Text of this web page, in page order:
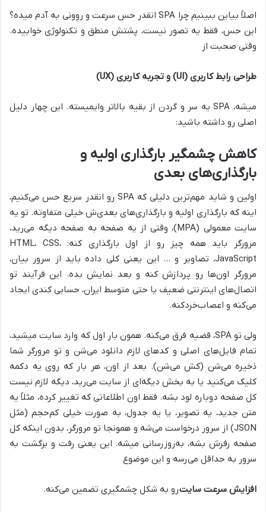
اصلاً بیاین ببینیم چرا SPA انقدر حس سرعت و روونی به آدم میده؟
این حس، فقط یه تصور نیست، پشتش منطق و تکنولوژی خوابیده.
وقتی صحبت از
طراحی رابط کاربری (UI) و تجربه کاربری (UX)
میشه، SPA یه سر و گردن از بقیه بالاتر وایمیسته. این چهار دلیل
اصلی رو داشته باشید:
کاهش چشمگیر بارگذاری اولیه و
بارگذاری‌های بعدی
اولین و شاید مهم‌ترین دلیلی که SPA رو انقدر سریع حس می‌کنیم،
اینه که بارگذاری اولیه و بارگذاری‌های بعدی‌ش خیلی متفاوته. تو یه
سایت معمولی (MPA)، وقتی از یه صفحه به صفحه دیگه می‌رید،
مرورگر باید همه چیز رو از اول بارگذاری کنه: HTML، CSS،
JavaScript، تصاویر و … این یعنی کلی داده باید از سرور بیان،
مرورگر اون‌ها رو پردازش کنه و بعد نمایش بده. این فرآیند تو
اتصال‌های اینترنتی ضعیف یا حتی متوسط ایران، حسابی کندی ایجاد
می‌کنه و اعصاب‌خردکنه.
ولی تو SPA، قضیه فرق می‌کنه. همون بار اول که وارد سایت میشید،
تمام فایل‌های اصلی و کدهای لازم دانلود می‌شن و تو مرورگر شما
ذخیره می‌شن (کش می‌شن). بعد از اون، هر بار که روی یه دکمه
کلیک می‌کنید یا به بخش دیگه‌ای از سایت می‌رید، دیگه لازم نیست
کل صفحه دوباره لود بشه. فقط اون اطلاعاتی که تغییر کرده، مثلاً یه
متن جدید، یه تصویر، یا یه جدول، به صورت خیلی کم‌حجم (مثل
JSON) از سرور درخواست می‌شه و همونجا تو مرورگر، بدون اینکه کل
صفحه رفرش بشه، به‌روزرسانی میشه. این یعنی رفت و برگشت به
سرور به حداقل می‌رسه و این موضوع
افزایش سرعت سایترو به شکل چشمگیری تضمین می‌کنه.